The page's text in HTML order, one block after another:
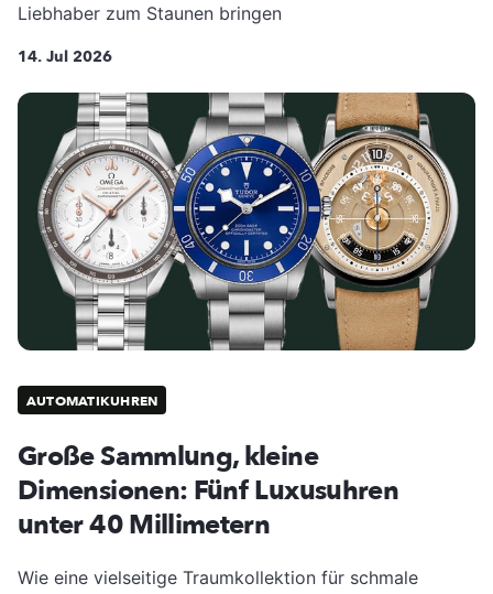
Liebhaber zum Staunen bringen
14. Jul 2026
AUTOMATIKUHREN
Große Sammlung, kleine
Dimensionen: Fünf Luxusuhren
unter 40 Millimetern
Wie eine vielseitige Traumkollektion für schmale